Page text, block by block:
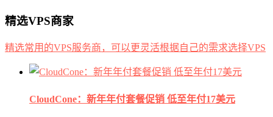
精选VPS商家
精选常用的VPS服务商，可以更灵活根据自己的需求选择VPS
CloudCone：新年年付套餐促销 低至年付17美元